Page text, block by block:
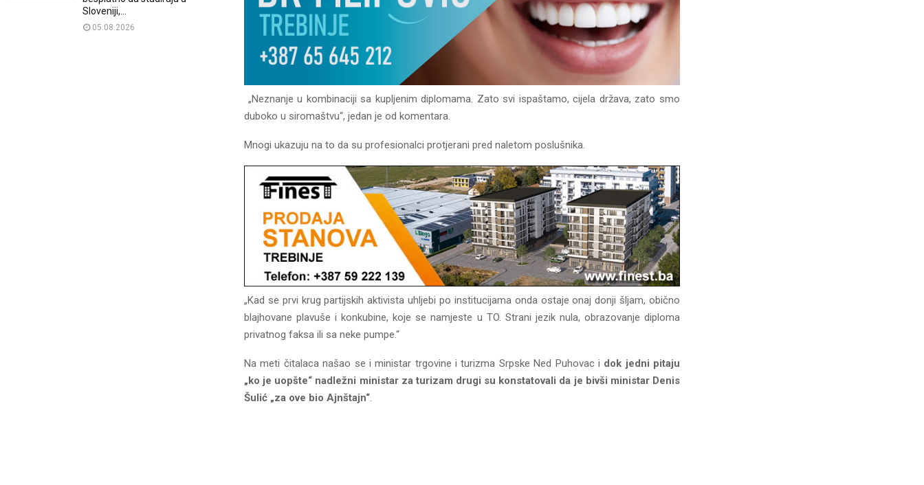
„Neznanje u kombinaciji sa kupljenim diplomama. Zato svi ispaštamo, cijela država, zato smo
duboko u siromaštvu“, jedan je od komentara.
Mnogi ukazuju na to da su profesionalci protjerani pred naletom poslušnika.
„Kad se prvi krug partijskih aktivista uhljebi po institucijama onda ostaje onaj donji šljam, obično
blajhovane plavuše i konkubine, koje se namjeste u TO. Strani jezik nula, obrazovanje diploma
privatnog faksa ili sa neke pumpe.“
Na meti čitalaca našao se i ministar trgovine i turizma Srpske Ned Puhovac i dok jedni pitaju
„ko je uopšte“ nadležni ministar za turizam drugi su konstatovali da je bivši ministar Denis
Šulić „za ove bio Ajnštajn“.
Sloveniji,...
05.08.2026